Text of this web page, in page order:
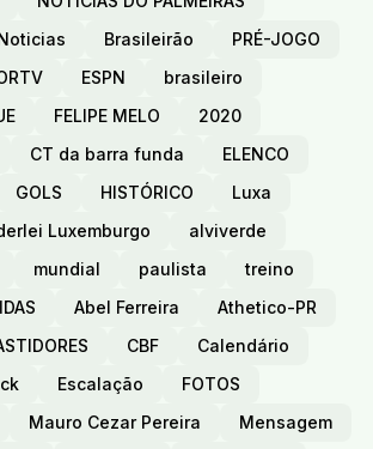
Brasileirão
PRÉ-JOGO
ESPN
brasileiro
FELIPE MELO
2020
CT da barra funda
ELENCO
GOLS HISTÓRICO
Luxa
Luxemburgo
alviverde
mundial paulista
treino
Abel Ferreira
Athetico-PR
CBF
Calendário
Escalação
FOTOS
Mauro Cezar Pereira
Mensagem